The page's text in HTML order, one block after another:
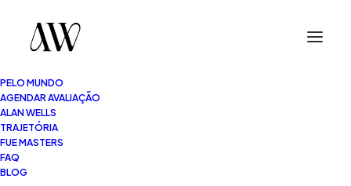
PELO MUNDO
AGENDAR AVALIAÇÃO
ALAN WELLS
TRAJETÓRIA
FUE MASTERS
FAQ
BLOG